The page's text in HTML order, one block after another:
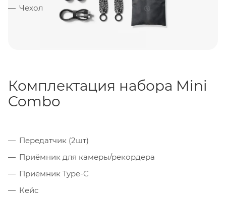
Чехол
Комплектация набора Mini
Combo
Передатчик (2шт)
Приёмник для камеры/рекордера
Приёмник Type-C
Кейс